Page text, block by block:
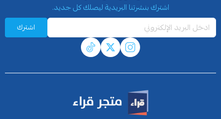
اشترك بنشرتنا البريدية ليصلك كل جديد.
اشترك